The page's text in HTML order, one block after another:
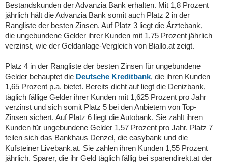
Bestandskunden der Advanzia Bank erhalten. Mit 1,8 Prozent
jährlich hält die Advanzia Bank somit auch Platz 2 in der
Rangliste der besten Zinsen. Auf Platz 3 liegt die Ärztebank,
die ungebundene Gelder ihrer Kunden mit 1,75 Prozent jährlich
verzinst, wie der Geldanlage-Vergleich von Biallo.at zeigt.
Platz 4 in der Rangliste der besten Zinsen für ungebundene
Gelder behauptet die Deutsche Kreditbank, die ihren Kunden
1,65 Prozent p.a. bietet. Bereits dicht auf liegt die Denizbank,
täglich fällige Gelder ihrer Kunden mit 1,625 Prozent pro Jahr
verzinst und sich somit Platz 5 bei den Anbietern von Top-
Zinsen sichert. Auf Platz 6 liegt die Autobank. Sie zahlt ihren
Kunden für ungebundene Gelder 1,57 Prozent pro Jahr. Platz 7
teilen sich das Bankhaus Denzel, die easybank und die
Kufsteiner Livebank.at. Sie zahlen ihren Kunden 1,55 Prozent
jährlich. Sparer, die ihr Geld täglich fällig bei sparendirekt.at der